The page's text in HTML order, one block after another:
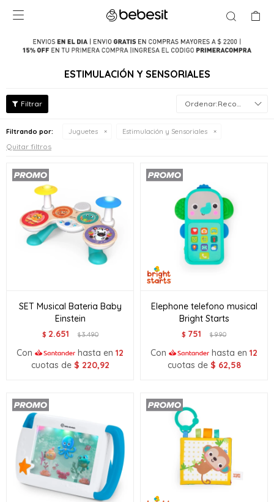

ESTIMULACIÓN Y SENSORIALES
Recomendados
Filtrando por: Juguetes Estimulación y Sensoriales
Quitar filtros
SET Musical Bateria Baby
Einstein
$ 2.651 $3.490
Con hasta en 12
cuotas de $ 220,92
Elephone telefono musical
Bright Starts
$ 751 $990
Con hasta en 12
cuotas de $ 62,58